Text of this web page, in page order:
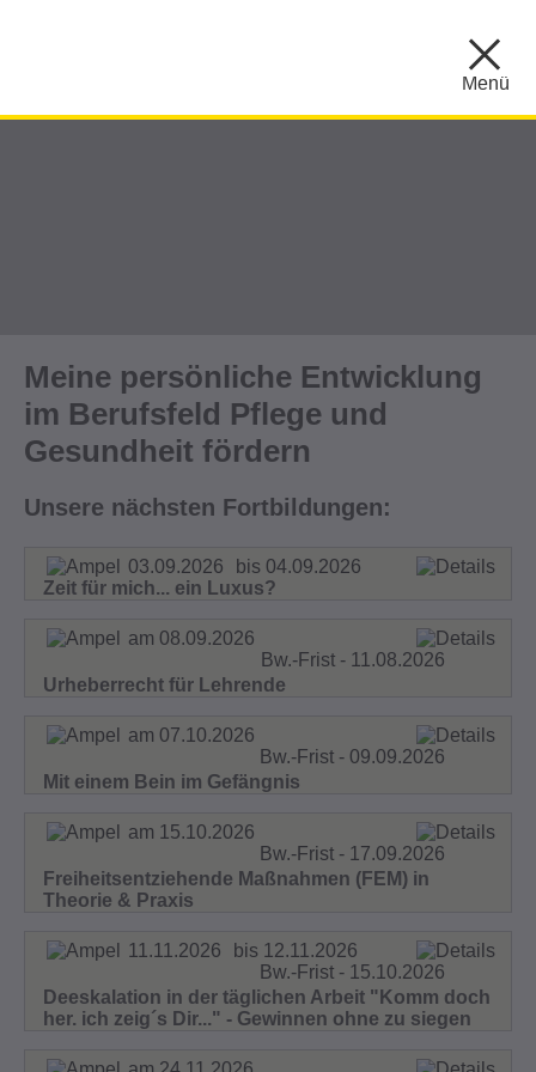
Menü
Meine persönliche Entwicklung
im Berufsfeld Pflege und
Gesundheit fördern
Unsere nächsten Fortbildungen:
03.09.2026
bis 04.09.2026
Zeit für mich... ein Luxus?
am 08.09.2026
Bw.-Frist - 11.08.2026
Urheberrecht für Lehrende
am 07.10.2026
Bw.-Frist - 09.09.2026
Mit einem Bein im Gefängnis
am 15.10.2026
Bw.-Frist - 17.09.2026
Freiheitsentziehende Maßnahmen (FEM) in
Theorie & Praxis
11.11.2026
bis 12.11.2026
Bw.-Frist - 15.10.2026
Deeskalation in der täglichen Arbeit "Komm doch
her. ich zeig´s Dir..." - Gewinnen ohne zu siegen